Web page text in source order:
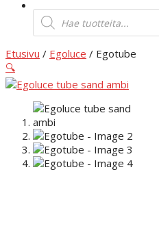
Products
search
Etusivu / Egoluce / Egotube
🔍